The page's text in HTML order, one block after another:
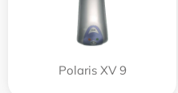
Polaris XV 9